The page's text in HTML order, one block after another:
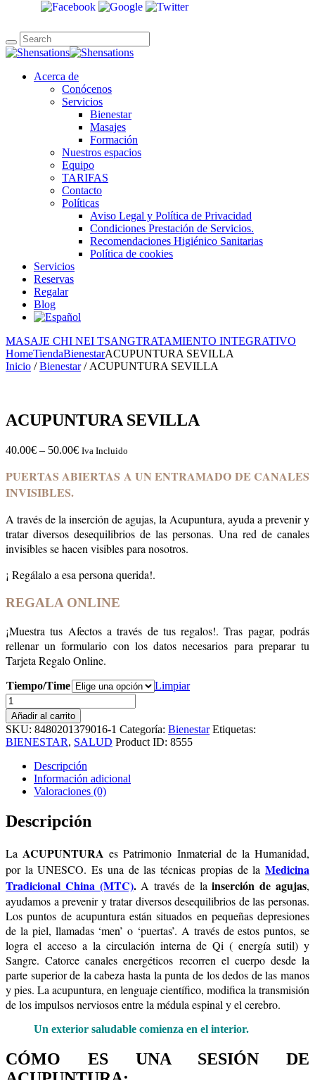
Acerca de
Conócenos
Servicios
Bienestar
Masajes
Formación
Nuestros espacios
Equipo
TARIFAS
Contacto
Políticas
Aviso Legal y Política de Privacidad
Condiciones Prestación de Servicios.
Recomendaciones Higiénico Sanitarias
Política de cookies
Servicios
Reservas
Regalar
Blog
MASAJE CHI NEI TSANGTRATAMIENTO INTEGRATIVO
HomeTiendaBienestarACUPUNTURA SEVILLA
Inicio /Bienestar/ ACUPUNTURA SEVILLA
ACUPUNTURA SEVILLA
40.00€ – 50.00€ Iva Incluido
PUERTAS ABIERTAS A UN ENTRAMADO DE CANALES
INVISIBLES.
A través de la inserción de agujas, la Acupuntura, ayuda a prevenir y
tratar diversos desequilibrios de las personas. Una red de canales
invisibles se hacen visibles para nosotros.
¡ Regálalo a esa persona querida!.
REGALA ONLINE
¡Muestra tus Afectos a través de tus regalos!. Tras pagar, podrás
rellenar un formulario con los datos necesarios para preparar tu
Tarjeta Regalo Online.
Tiempo/Time
Limpiar
ACUPUNTURA
SEVILLA
cantidad
Añadir al carrito
SKU: 8480201379016-1 Categoría: Bienestar Etiquetas:
BIENESTAR, SALUD Product ID: 8555
Descripción
Información adicional
Valoraciones (0)
Descripción
La ACUPUNTURA es Patrimonio Inmaterial de la Humanidad,
por la UNESCO. Es una de las técnicas propias de la Medicina
Tradicional China (MTC).A través de lainserción de agujas,
ayudamos a prevenir y tratar diversos desequilibrios de las personas.
Los puntos de acupuntura están situados en pequeñas depresiones
de la piel, llamadas ‘men’ o ‘puertas’. A través de estos puntos, se
logra el acceso a la circulación interna de Qi ( energía sutil) y
Sangre. Catorce canales energéticos recorren el cuerpo desde la
parte superior de la cabeza hasta la punta de los dedos de las manos
y pies. La acupuntura, en lenguaje científico, modifica la transmisión
de los impulsos nerviosos entre la médula espinal y el cerebro.
Un exterior saludable comienza en el interior.
CÓMO ES UNA SESIÓN DE